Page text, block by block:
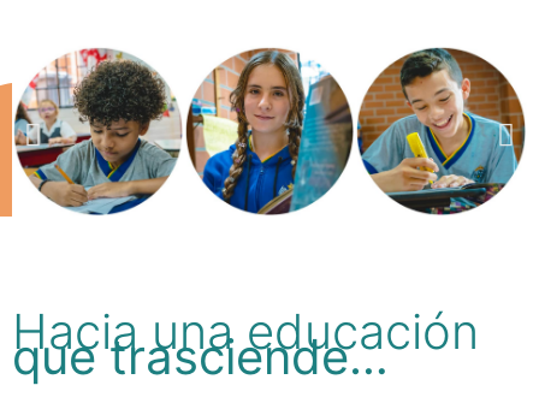
Hacia una educación
que trasciende…